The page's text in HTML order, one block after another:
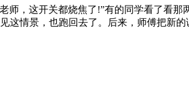
师，这开关都烧焦了!”有的同学看了看
情景，也跑回去了。后来，师傅把新的